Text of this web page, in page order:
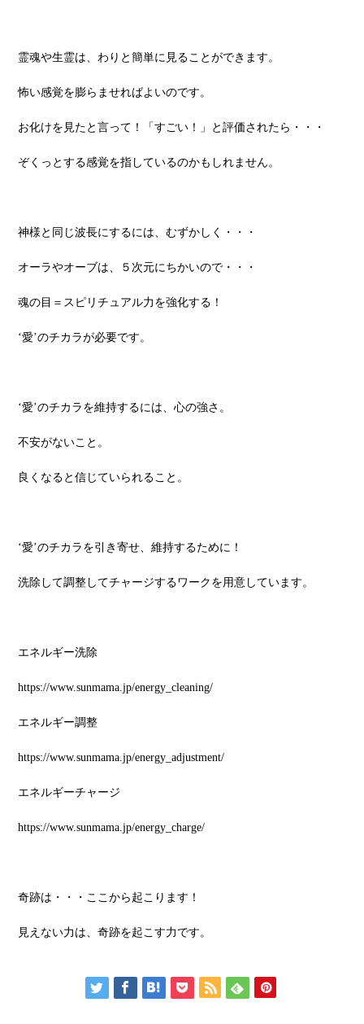
霊魂や生霊は、わりと簡単に見ることができます。
怖い感覚を膨らませればよいのです。
お化けを見たと言って！「すごい！」と評価されたら・・・
ぞくっとする感覚を指しているのかもしれません。
神様と同じ波長にするには、むずかしく・・・
オーラやオーブは、５次元にちかいので・・・
魂の目＝スピリチュアル力を強化する！
‘愛’のチカラが必要です。
‘愛’のチカラを維持するには、心の強さ。
不安がないこと。
良くなると信じていられること。
‘愛’のチカラを引き寄せ、維持するために！
洗除して調整してチャージするワークを用意しています。
エネルギー洗除
https://www.sunmama.jp/energy_cleaning/
エネルギー調整
https://www.sunmama.jp/energy_adjustment/
エネルギーチャージ
https://www.sunmama.jp/energy_charge/
奇跡は・・・ここから起こります！
見えない力は、奇跡を起こす力です。